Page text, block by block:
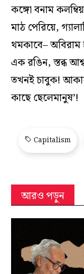
কঙ্গো বনাম
মাঠ পেরিয়ে,
থমকাবে– অবিরাম
এক রঙিন, স্তব্ধ
তখনই চাবুক!
কাছে ছেলেমানুষ’!
Capitalism
আরও পড়ুন